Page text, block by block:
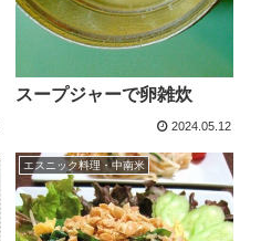
スープジャーで卵雑炊
2024.05.12
エスニック料理・中南米